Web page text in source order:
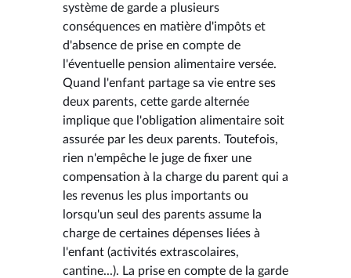
système de garde a plusieurs
conséquences en matière d'impôts et
d'absence de prise en compte de
l'éventuelle pension alimentaire versée.
Quand l'enfant partage sa vie entre ses
deux parents, cette garde alternée
implique que l'obligation alimentaire soit
assurée par les deux parents. Toutefois,
rien n'empêche le juge de fixer une
compensation à la charge du parent qui a
les revenus les plus importants ou
lorsqu'un seul des parents assume la
charge de certaines dépenses liées à
l'enfant (activités extrascolaires,
cantine...). La prise en compte de la garde